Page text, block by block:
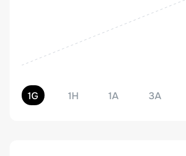
1G 1H 1A 3A